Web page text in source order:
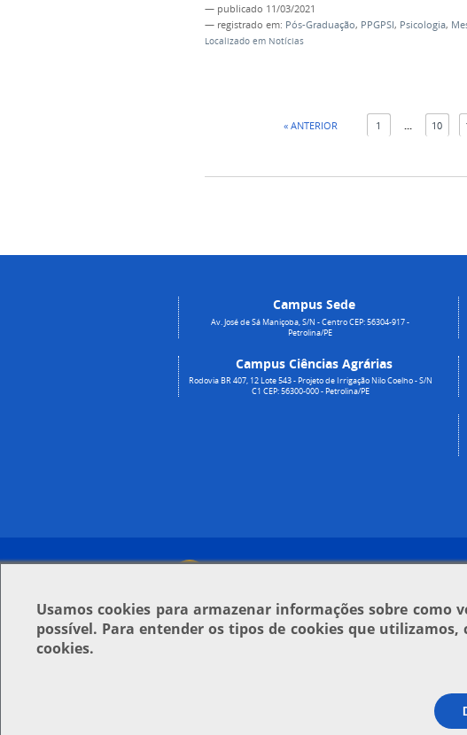
— publicado 11/03/2021
— registrado em: Pós-Graduação, PPGPSI, Psicologia,
Localizado em Notícias
« ANTERIOR 1 10
Campus Sede
Av. José de Sá Maniçoba, S/N - Centro CEP: 56304-917 -
Petrolina/PE
Campus Ciências Agrárias
Rodovia BR 407, 12 Lote 543 - Projeto de Irrigação Nilo Coelho - S/N
C1 CEP: 56300-000 - Petrolina/PE
Usamoscookies para armazenar informações sobre como
possível. Para entender os tipos de cookies que utilizamos,
cookies.